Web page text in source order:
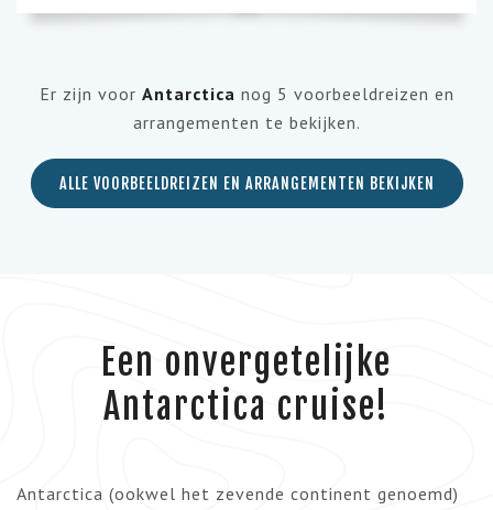
Er zijn voor Antarctica nog 5 voorbeeldreizen en
arrangementen te bekijken.
ALLE VOORBEELDREIZEN EN ARRANGEMENTEN BEKIJKEN
Een onvergetelijke
Antarctica cruise!
Antarctica (ookwel het zevende continent genoemd)